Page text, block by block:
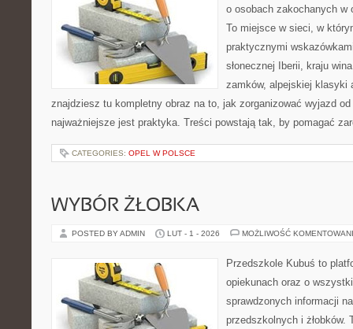
o osobach zakochanych w
To miejsce w sieci, w
praktycznymi
słonecznej Iberii, kraju
zamków, alpejskiej klasyki
znajdziesz tu kompletny obraz na to, jak zorganizować wyjazd od
najważniejsze jest praktyka. Treści powstają tak, by pomagać
CATEGORIES: OPEL W POLSCE
WYBÓR ŻŁOBKA
POSTED BY ADMIN LUT - 1 - 2026 MOŻLIWOŚĆ
Przedszkole Kubuś to
opiekunach oraz o
sprawdzonych informacji
przedszkolnych i żłobków.